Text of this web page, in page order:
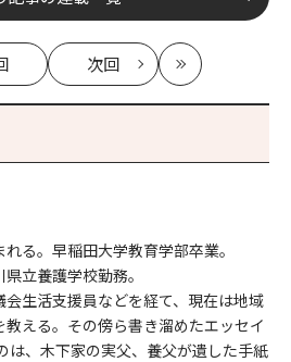
記
次回
記
最
新
る。早稲田大学教育学部卒業。
立養護学校勤務。
生活支援員などを経て、現在は地域
える。その傍ら書き溜めたエッセイ
は、木下家の実父、養父が遺した手紙